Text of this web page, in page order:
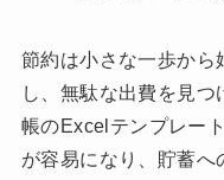
節約は小さな一歩から
し、無駄な出費を見
帳のExcelテンプレー
が容易になり、貯蓄へ